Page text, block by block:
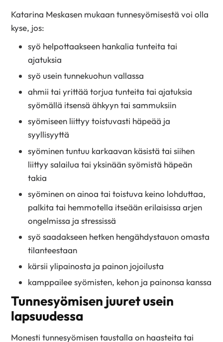
Katarina Meskasen mukaan tunnesyömisestä voi olla
kyse, jos:
syö helpottaakseen hankalia tunteita tai
ajatuksia
syö usein tunnekuohun vallassa
ahmii tai yrittää torjua tunteita tai ajatuksia
syömällä itsensä ähkyyn tai sammuksiin
syömiseen liittyy toistuvasti häpeää ja
syyllisyyttä
syöminen tuntuu karkaavan käsistä tai siihen
liittyy salailua tai yksinään syömistä häpeän
takia
syöminen on ainoa tai toistuva keino lohduttaa,
palkita tai hemmotella itseään erilaisissa arjen
ongelmissa ja stressissä
syö saadakseen hetken hengähdystauon omasta
tilanteestaan
kärsii ylipainosta ja painon jojoilusta
kamppailee syömisten, kehon ja painonsa kanssa
Tunnesyömisen juuret usein
lapsuudessa
Monesti tunnesyömisen taustalla on haasteita tai